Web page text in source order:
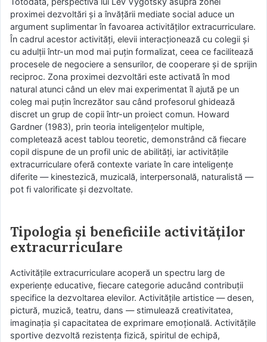
proximei dezvoltări și a învățării mediate social aduce un
argument suplimentar în favoarea activităților extracurriculare.
În cadrul acestor activități, elevii interacționează cu colegii și
cu adulții într-un mod mai puțin formalizat, ceea ce facilitează
procesele de negociere a sensurilor, de cooperare și de sprijin
reciproc. Zona proximei dezvoltări este activată în mod
natural atunci când un elev mai experimentat îl ajută pe un
coleg mai puțin încrezător sau când profesorul ghidează
discret un grup de copii într-un proiect comun. Howard
Gardner (1983), prin teoria inteligențelor multiple,
completează acest tablou teoretic, demonstrând că fiecare
copil dispune de un profil unic de abilități, iar activitățile
extracurriculare oferă contexte variate în care inteligențe
diferite — kinestezică, muzicală, interpersonală, naturalistă —
pot fi valorificate și dezvoltate.
Tipologia și beneficiile activităților
extracurriculare
Activitățile extracurriculare acoperă un spectru larg de
experiențe educative, fiecare categorie aducând contribuții
specifice la dezvoltarea elevilor. Activitățile artistice — desen,
pictură, muzică, teatru, dans — stimulează creativitatea,
imaginația și capacitatea de exprimare emoțională. Activitățile
sportive dezvoltă rezistența fizică, spiritul de echipă,